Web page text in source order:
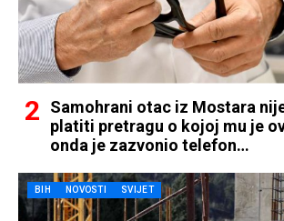
Samohrani otac iz Mostara
platiti pretragu o kojoj mu je
onda je zazvonio telefon…
BIH NOVOSTI SVIJET